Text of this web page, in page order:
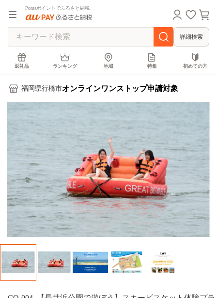
Pontaポイントでふるさと納税
詳細検索
返礼品 ランキング 地域 特集 初めての方
福岡県行橋市オンラインワンストップ申請対象